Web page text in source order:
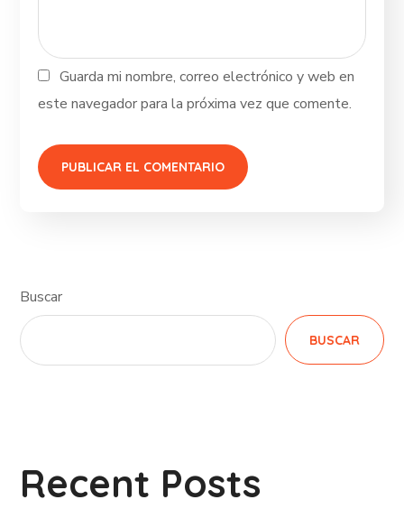
Guarda mi nombre, correo electrónico y web en
este navegador para la próxima vez que comente.
Buscar
BUSCAR
Recent Posts